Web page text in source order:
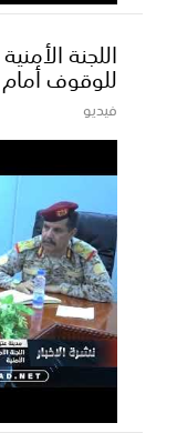
اللجنة
للوقوف
فيديو